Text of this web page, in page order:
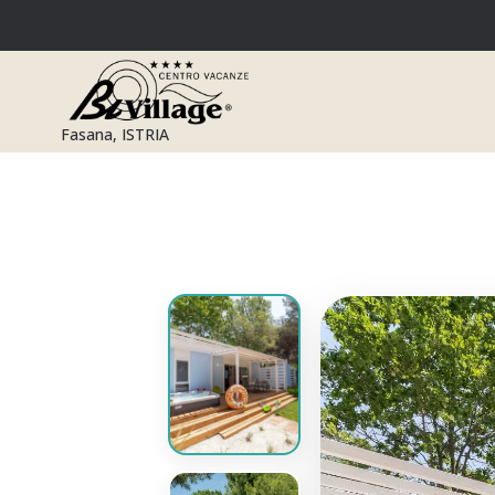
na
Fasana, ISTRIA